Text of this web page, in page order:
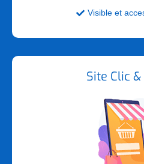
 Visible et
Site Clic